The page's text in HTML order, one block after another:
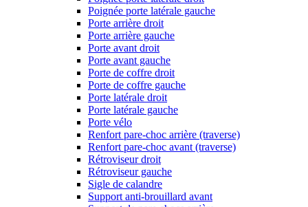
Poignée porte latérale gauche
Porte arrière droit
Porte arrière gauche
Porte avant droit
Porte avant gauche
Porte de coffre droit
Porte de coffre gauche
Porte latérale droit
Porte latérale gauche
Porte vélo
Renfort pare-choc arrière (traverse)
Renfort pare-choc avant (traverse)
Rétroviseur droit
Rétroviseur gauche
Sigle de calandre
Support anti-brouillard avant